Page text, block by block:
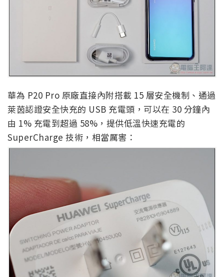
華為 P20 Pro 原廠直接內附搭載 15 層安全機制、通過
萊茵認證安全快充的 USB 充電頭，可以在 30 分鐘內
由 1% 充電到超過 58%，提供低溫快速充電的
SuperCharge 技術，相當厲害：